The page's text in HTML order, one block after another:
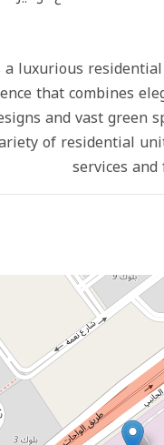
luxurious
that combines
and vast green
of residential
services